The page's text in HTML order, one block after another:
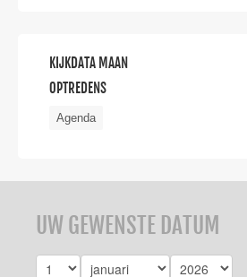
KIJKDATA MAAN
OPTREDENS
Agenda
UW GEWENSTE DATUM